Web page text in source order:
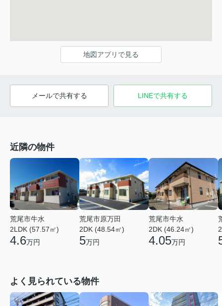
地図アプリで見る
メールで共有する LINEで共有する
近隣の物件
荒尾市牛水
2LDK (57.57㎡)
4.6万円
荒尾市原万田
2DK (48.54㎡)
5万円
荒尾市牛水
2DK (46.24㎡)
4.05万円
よく見られている物件